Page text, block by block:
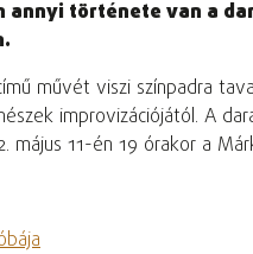
annyi története van a
művét viszi színpadra
improvizációjától. A
május 11-én 19 órakor a